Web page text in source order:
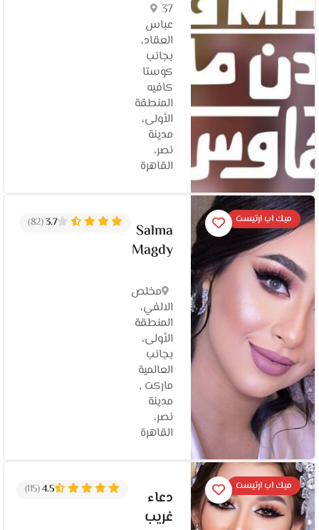
37
عباس
العقاد،
بجانب
كوستا
كافيه
المنطقة
الأولى،
مدينة
نصر،
القاهرة‬
ميك اب ارتيست
Salma
Magdy
مخلص
الالفي،
المنطقة
الأولى،
بجانب
العالمية
ماركت ,
مدينة
نصر،
القاهرة‬
3.7
(82)
ميك اب ارتيست
دعاء
غريب
4.5
(115)